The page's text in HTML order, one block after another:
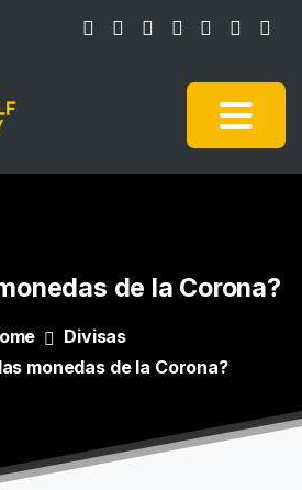
de la Corona?
Divisas
monedas de la Corona?